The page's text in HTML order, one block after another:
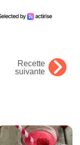
Recette
suivante